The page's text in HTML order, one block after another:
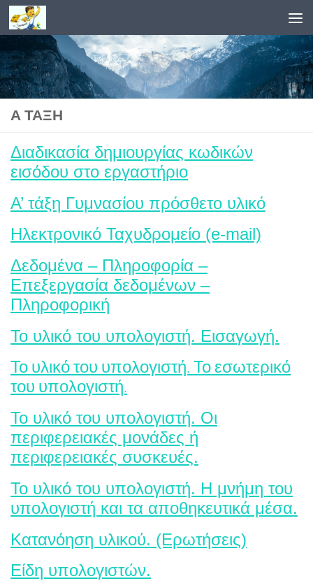
Skip to content
Α ΤΑΞΗ
Διαδικασία δημιουργίας κωδικών
εισόδου στο εργαστήριο
Α’ τάξη Γυμνασίου πρόσθετο υλικό
Ηλεκτρονικό Ταχυδρομείο (e-mail)
Δεδομένα – Πληροφορία –
Επεξεργασία δεδομένων –
Πληροφορική
Το υλικό του υπολογιστή. Εισαγωγή.
Το υλικό του υπολογιστή. Το εσωτερικό
του υπολογιστή.
Το υλικό του υπολογιστή. Οι
περιφερειακές μονάδες ή
περιφερειακές συσκευές.
Το υλικό του υπολογιστή. Η μνήμη του
υπολογιστή και τα αποθηκευτικά μέσα.
Κατανόηση υλικού. (Ερωτήσεις)
Είδη υπολογιστών.